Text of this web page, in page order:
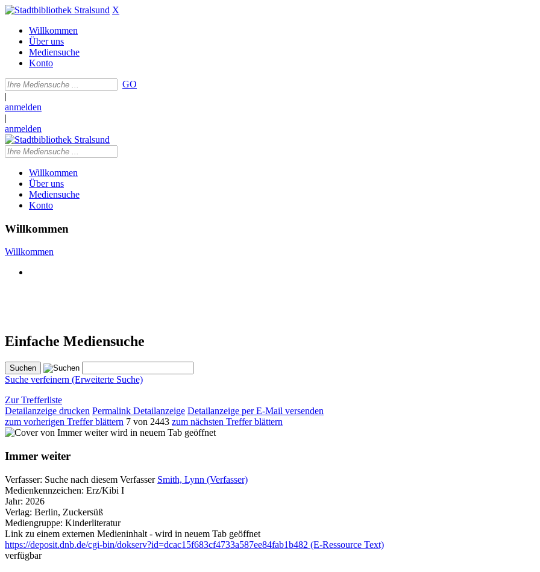
X
Willkommen
Über uns
Mediensuche
Konto
GO
|
anmelden
|
anmelden
Willkommen
Über uns
Mediensuche
Konto
Willkommen
Willkommen
Einfache Mediensuche
Suche verfeinern (Erweiterte Suche)
Zur Trefferliste
Detailanzeige drucken Permalink Detailanzeige Detailanzeige per E-Mail versenden
zum vorherigen Treffer blättern 7 von 2443 zum nächsten Treffer blättern
wird in neuem Tab geöffnet
Immer weiter
Verfasser: Suche nach diesem Verfasser Smith, Lynn (Verfasser)
Medienkennzeichen: Erz/Kibi I
Jahr: 2026
Verlag: Berlin, Zuckersüß
Mediengruppe: Kinderliteratur
Link zu einem externen Medieninhalt - wird in neuem Tab geöffnet
https://deposit.dnb.de/cgi-bin/dokserv?id=dcac15f683cf4733a587ee84fab1b482 (E-Ressource Text)
verfügbar